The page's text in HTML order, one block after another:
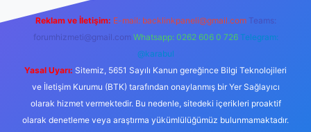
Reklam ve İletişim: E-mail: backlinkpaneli@gmail.com Teams:
forumhizmeti@gmail.com Whatsapp: 0262 606 0 726 Telegram:
@karabul
Yasal Uyarı: Sitemiz, 5651 Sayılı Kanun gereğince Bilgi Teknolojileri
ve İletişim Kurumu (BTK) tarafından onaylanmış bir Yer Sağlayıcı
olarak hizmet vermektedir. Bu nedenle, sitedeki içerikleri proaktif
olarak denetleme veya araştırma yükümlülüğümüz bulunmamaktadır.